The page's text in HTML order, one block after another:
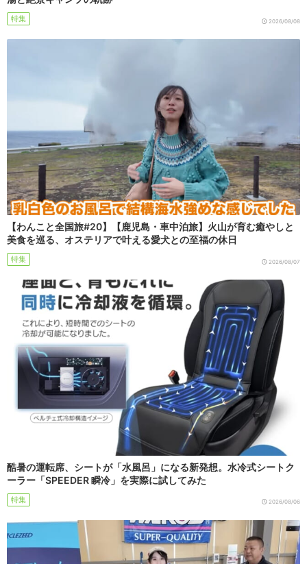
特集 2026/08/08
【わんこと全国旅#20】【鹿児島・車中泊旅】火山が育む癒やしと
美食を巡る、オステリアで叶える愛犬との至福の休日
特集 2026/08/07
酷暑の運転席、シートが「水風呂」になる新発想。水冷式シートク
ーラー「SPEEDER 瞬冷」を実際に試してみた
特集 2026/08/06